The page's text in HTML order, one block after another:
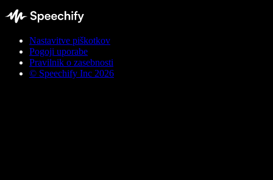
Nastavitve piškotkov
Pogoji uporabe
Pravilnik o zasebnosti
© Speechify Inc 2026